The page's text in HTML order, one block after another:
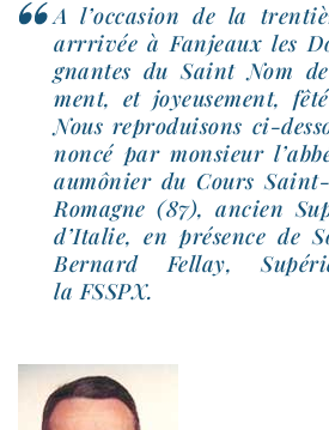
A l’oc­ca­sion de la
arr­ri­vée à Fanjeaux les
gnantes du Saint Nom
ment, et joyeu­se­ment,
Nous repro­dui­sons ci-​
non­cé par mon­sieur
aumô­nier du Cours
Romagne (87), ancien
d’Italie, en pré­sence de
Bernard Fellay,
la FSSPX.